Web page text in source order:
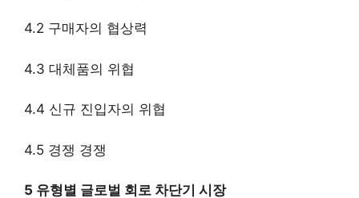
4.2 구매자의 협상력
4.3 대체품의 위협
4.4 신규 진입자의 위협
4.5 경쟁 경쟁
5 유형별 글로벌 회로 차단기 시장